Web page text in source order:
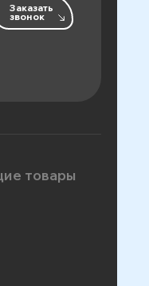
Заказать
звонок
товары